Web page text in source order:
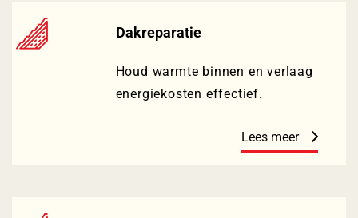
Dakreparatie
Houd warmte binnen en verlaag
energiekosten effectief.
Lees meer